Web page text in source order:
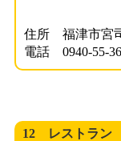
住所 福津市宮
電話 0940-55-
12 レストラン